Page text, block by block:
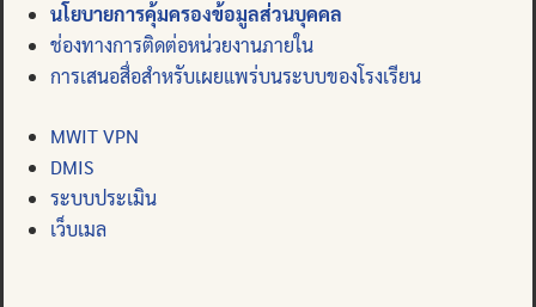
นโยบายการคุ้มครองข้อมูลส่วนบุคคล
ช่องทางการติดต่อหน่วยงานภายใน
การเสนอสื่อสำหรับเผยแพร่บนระบบของโรงเรียน
MWIT VPN
DMIS
ระบบประเมิน
เว็บเมล